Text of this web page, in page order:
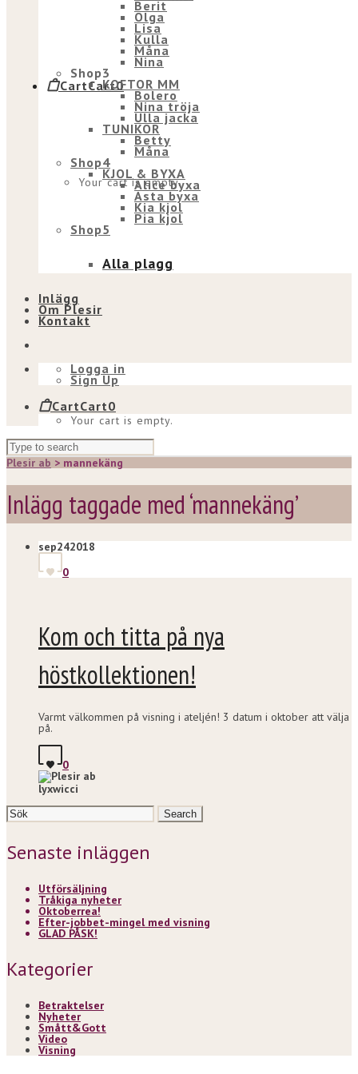
CartCart0
Your cart is empty.
Berit
Olga
Lisa
Kulla
Måna
Nina
Shop3
KOFTOR MM
Bolero
Nina tröja
Ulla jacka
TUNIKOR
Betty
Måna
Shop4
KJOL & BYXA
Alice byxa
Asta byxa
Kia kjol
Pia kjol
Shop5
Alla plagg
Inlägg
Om Plesir
Kontakt
Logga in
Sign Up
CartCart0
Your cart is empty.
Plesir ab > mannekäng
Inlägg taggade med ‘mannekäng’
sep242018
0
Kom och titta på nya
höstkollektionen!
Varmt välkommen på visning i ateljén! 3 datum i oktober att välja
på.
0
lyxwicci
Search
for:
Senaste inläggen
Utförsäljning
Tråkiga nyheter
Oktoberrea!
Efter-jobbet-mingel med visning
GLAD PÅSK!
Kategorier
Betraktelser
Nyheter
Smått&Gott
Video
Visning